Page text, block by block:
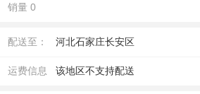
销量 0
配送至： 河北石家庄长安区
运费信息 该地区不支持配送